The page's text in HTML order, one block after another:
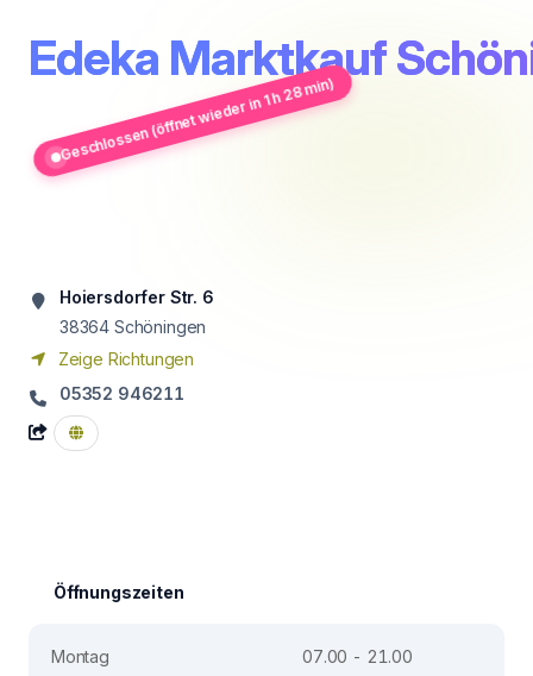
Edeka Marktkauf
Geschlossen (öffnet wieder in 1 h 28 min)
Hoiersdorfer Str. 6
38364 Schöningen
Zeige Richtungen
05352 946211
Öffnungszeiten
Montag
07.00 - 21.00